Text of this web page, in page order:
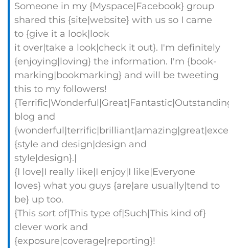
Someone in my {Myspace|Facebook} group
shared this {site|website} with us so I came
to {give it a look|look
it over|take a look|check it out}. I'm definitely
{enjoying|loving} the information. I'm {book-
marking|bookmarking} and will be tweeting
this to my followers!
blog and
{style and design|design and
style|design}.|
{I love|I really like|I enjoy|I like|Everyone
loves} what you guys {are|are usually|tend to
be} up too.
{This sort of|This type of|Such|This kind of}
clever work and
{exposure|coverage|reporting}!